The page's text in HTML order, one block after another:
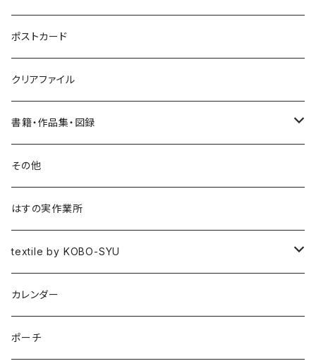
ポストカード
クリアファイル
書籍・作品集・図録
書籍
作品集
図録
その他
はすの実作業所
textile by KOBO-SYU
HISASHI IGARASHI
カレンダー
ポーチ